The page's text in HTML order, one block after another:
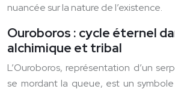
nuancée sur la nature de l’existence.
Ouroboros : cycle éternel
alchimique et tribal
L’Ouroboros, représentation d’un
se mordant la queue, est un